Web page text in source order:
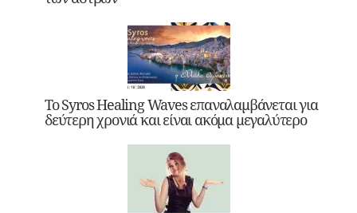
Το Syros Healing Waves επαναλαμβάνεται για
δεύτερη χρονιά και είναι ακόμα μεγαλύτερο